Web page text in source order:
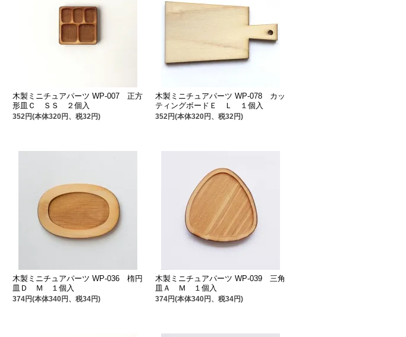
木製ミニチュアパーツ WP-007 正方
形皿Ｃ ＳＳ ２個入
352円(本体320円、税32円)
木製ミニチュアパーツ WP-078 カッ
ティングボードＥ Ｌ １個入
352円(本体320円、税32円)
木製ミニチュアパーツ WP-036 楕円
皿Ｄ Ｍ １個入
374円(本体340円、税34円)
木製ミニチュアパーツ WP-039 三角
皿Ａ Ｍ １個入
374円(本体340円、税34円)